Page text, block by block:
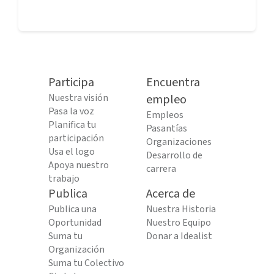
Participa
Nuestra visión
Pasa la voz
Planifica tu
participación
Usa el logo
Apoya nuestro
trabajo
Encuentra
empleo
Empleos
Pasantías
Organizaciones
Desarrollo de
carrera
Publica
Publica una
Oportunidad
Suma tu
Organización
Suma tu Colectivo
Acerca de
Nuestra Historia
Nuestro Equipo
Donar a Idealist